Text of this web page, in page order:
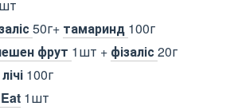
50г+ тамаринд 100г
фрут 1шт + фізаліс20г
лічі 100г
1шт